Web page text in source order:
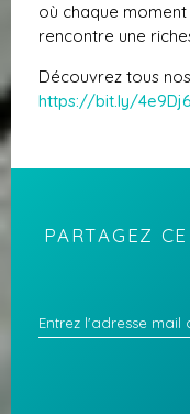
où chaque
rencontre une
Découvrez tous
https://bit.ly/
PARTAGEZ